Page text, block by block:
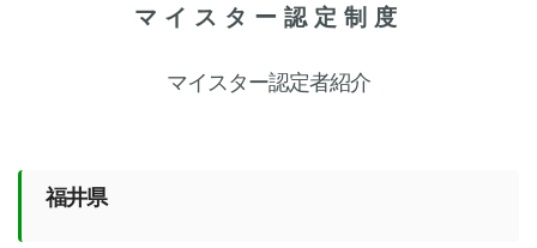
マイスター認定制度
マイスター認定者紹介
福井県